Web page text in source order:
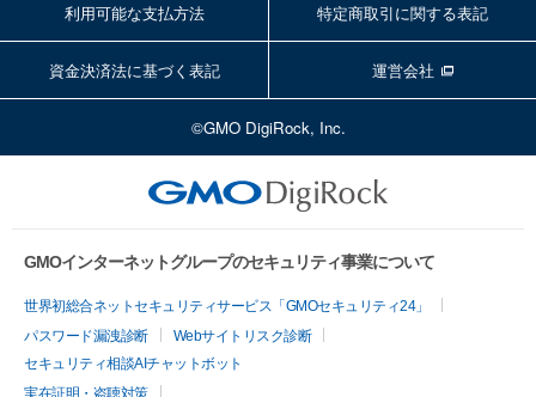
利用可能な支払方法 特定商取引に関する表記
資金決済法に基づく表記 運営会社
©GMO DigiRock, Inc.
GMOインターネットグループのセキュリティ事業について
世界初総合ネットセキュリティサービス「GMOセキュリティ24」
パスワード漏洩診断
Webサイトリスク診断
セキュリティ相談AIチャットボット
実在証明・盗聴対策